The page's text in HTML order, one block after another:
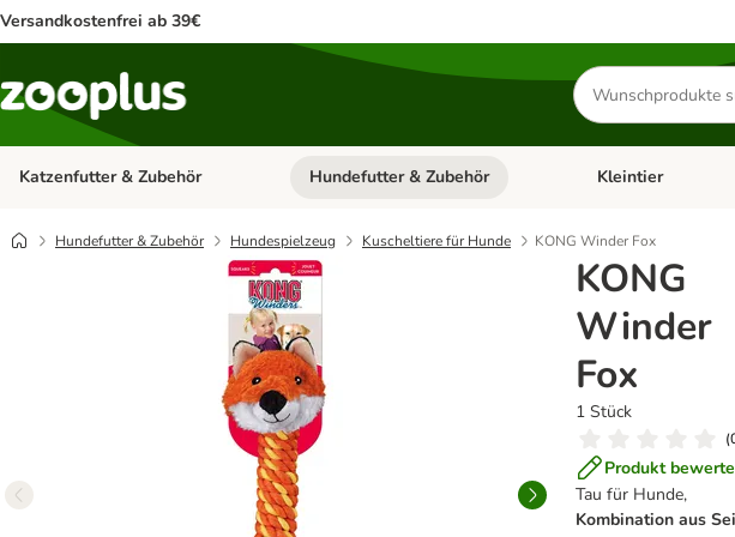
Versandkostenfrei ab 39€
Produkte
suchen
Katzenfutter & Zubehör Kategorie-Menü öffnen: Katzenfutter & Zubehör
Hundefutter & Zubehör Kategorie-Menü
Kleintier
Hundefutter & Zubehör Hundespielzeug Kuscheltiere für Hunde KONG Winder Fox
KONG
Winder
Fox
1 Stück
(
Produkt
Tau für Hunde,
Kombination aus